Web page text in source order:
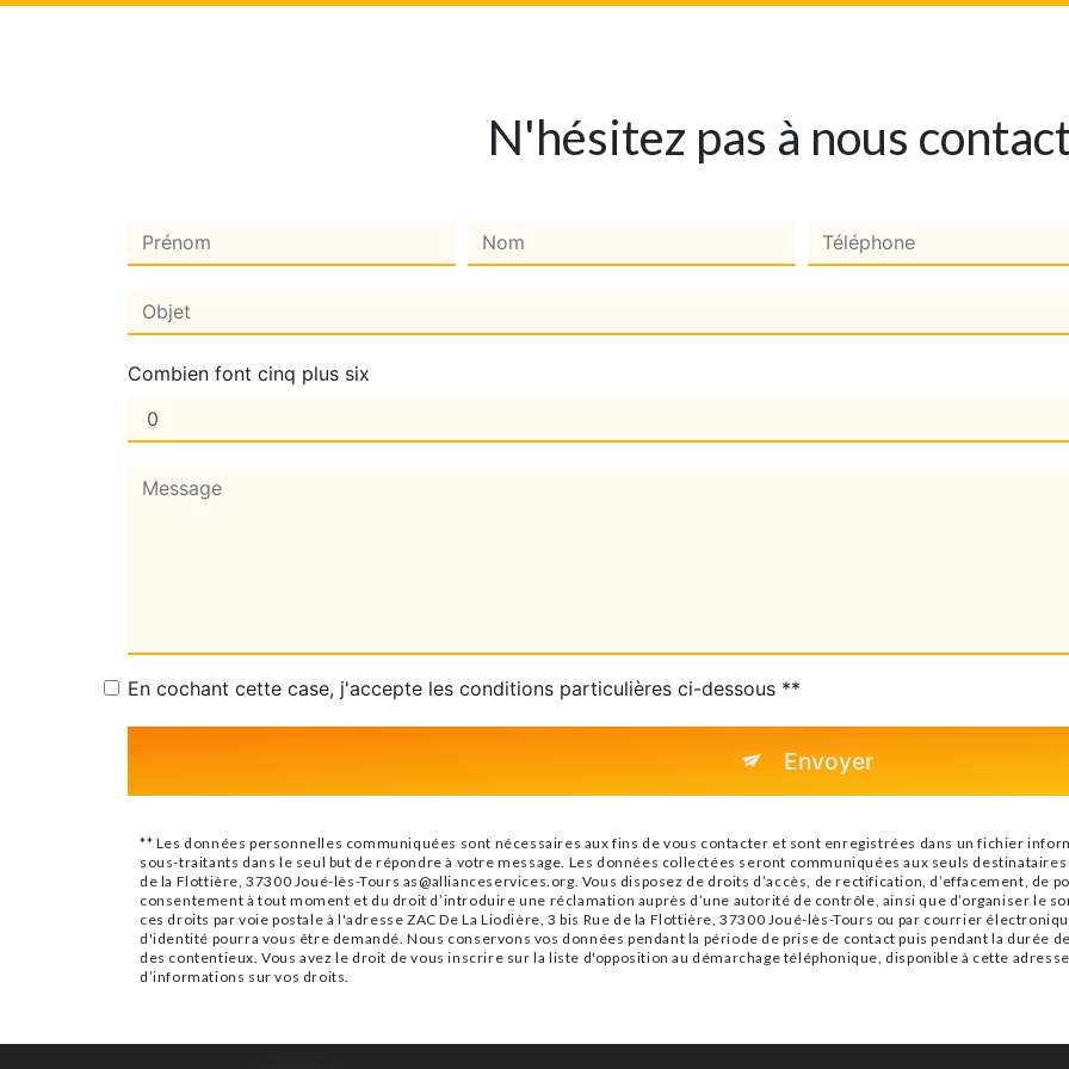
N'hésitez pas à nous
Combien font cinq plus six
En cochant cette case, j'accepte les conditions particulières ci-dessous **
Envoyer
** Les données personnelles communiquées sont nécessaires aux fins de vous contacter et sont enregistrées dans un fichier
sous-traitants dans le seul but de répondre à votre message. Les données collectées seront communiquées aux seuls destinataires
de la Flottière, 37300 Joué-lès-Tours as@allianceservices.org. Vous disposez de droits d’accès, de rectification, d’effacement, de
consentement à tout moment et du droit d’introduire une réclamation auprès d’une autorité de contrôle, ainsi que d’organiser le
ces droits par voie postale à l'adresse ZAC De La Liodière, 3 bis Rue de la Flottière, 37300 Joué-lès-Tours ou par courrier
d'identité pourra vous être demandé. Nous conservons vos données pendant la période de prise de contact puis pendant la durée
des contentieux. Vous avez le droit de vous inscrire sur la liste d'opposition au démarchage téléphonique, disponible à cette
d’informations sur vos droits.